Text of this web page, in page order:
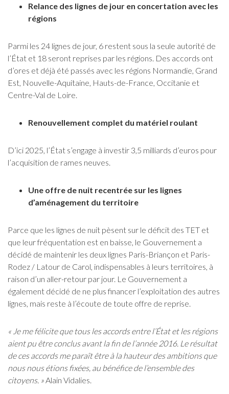
Relance des lignes de jour en concertation avec les
régions
Parmi les 24 lignes de jour, 6 restent sous la seule autorité de
l’État et 18 seront reprises par les régions. Des accords ont
d’ores et déjà été passés avec les régions Normandie, Grand
Est, Nouvelle-Aquitaine, Hauts-de-France, Occitanie et
Centre-Val de Loire.
Renouvellement complet du matériel roulant
D’ici 2025, l’État s’engage à investir 3,5 milliards d’euros pour
l’acquisition de rames neuves.
Une offre de nuit recentrée sur les lignes
d’aménagement du territoire
Parce que les lignes de nuit pèsent sur le déficit des TET et
que leur fréquentation est en baisse, le Gouvernement a
décidé de maintenir les deux lignes Paris-Briançon et Paris-
Rodez / Latour de Carol, indispensables à leurs territoires, à
raison d’un aller-retour par jour. Le Gouvernement a
également décidé de ne plus financer l’exploitation des autres
lignes, mais reste à l’écoute de toute offre de reprise.
« Je me félicite que tous les accords entre l’État et les régions
aient pu être conclus avant la fin de l’année 2016. Le résultat
de ces accords me paraît être à la hauteur des ambitions que
nous nous étions fixées, au bénéfice de l’ensemble des
citoyens. » Alain Vidalies.